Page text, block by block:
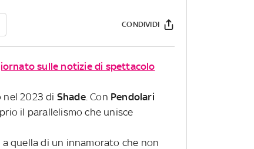
CONDIVIDI
sulle notizie di spettacolo
nel 2023 di Shade. Con Pendolari
il parallelismo che unisce
quella di un innamorato che non